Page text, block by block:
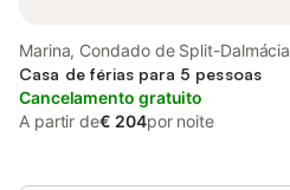
Marina, Condado de Split-Dalmácia
Casa de férias para 5 pessoas
Cancelamento gratuito
A partir de€ 204por noite